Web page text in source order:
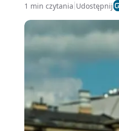
1 min czytania Udostępnij